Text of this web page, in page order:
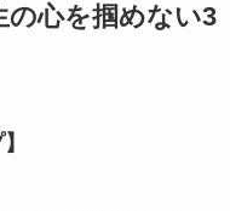
の心を掴めない3